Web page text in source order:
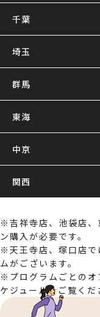
千葉
埼玉
群馬
東海
中京
関西
※吉祥寺店、池袋店、
ン購入が必要です。
※天王寺店、塚口店で
ムがございます。
※プログラムごとのオ
ケジュールをご覧くだ